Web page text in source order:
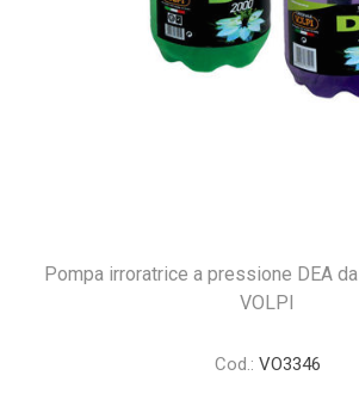
Pompa irroratrice a pressione DEA
VOLPI
Cod.: VO3346